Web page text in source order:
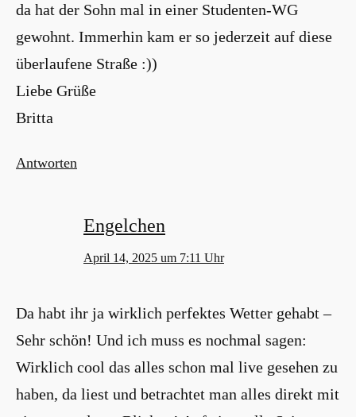
da hat der Sohn mal in einer Studenten-WG
gewohnt. Immerhin kam er so jederzeit auf diese
überlaufene Straße :))
Liebe Grüße
Britta
Antworten
Engelchen
April 14, 2025 um 7:11 Uhr
Da habt ihr ja wirklich perfektes Wetter gehabt –
Sehr schön! Und ich muss es nochmal sagen:
Wirklich cool das alles schon mal live gesehen zu
haben, da liest und betrachtet man alles direkt mit